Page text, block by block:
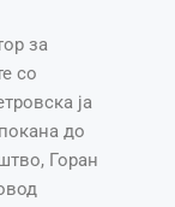
за
со
ја
до
Горан